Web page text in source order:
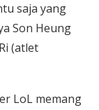
saja yang
Son Heung
(atlet
LoL memang